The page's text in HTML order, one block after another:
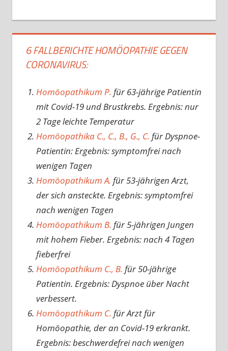
6 FALLBERICHTE HOMÖOPATHIE GEGEN
CORONAVIRUS:
Homöopathikum P. für 63-jährige Patientin
mit Covid-19 und Brustkrebs. Ergebnis: nur
2 Tage leichte Temperatur
Homöopathika C., C., B., G., C. für Dyspnoe-
Patientin: Ergebnis: symptomfrei nach
wenigen Tagen
Homöopathikum A. für 53-jährigen Arzt,
der sich ansteckte. Ergebnis: symptomfrei
nach wenigen Tagen
Homöopathikum B. für 5-jährigen Jungen
mit hohem Fieber. Ergebnis: nach 4 Tagen
fieberfrei
Homöopathikum C., B. für 50-jährige
Patientin. Ergebnis: Dyspnoe über Nacht
verbessert.
Homöopathikum C. für Arzt für
Homöopathie, der an Covid-19 erkrankt.
Ergebnis: beschwerdefrei nach wenigen